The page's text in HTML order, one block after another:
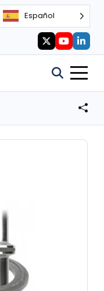
Español